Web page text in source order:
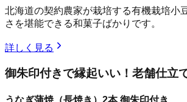
北海道の契約農家が栽培する有機栽培小
さを堪能できる和菓子ばかりです。
詳しく見る
御朱印付きで縁起いい！老舗仕立